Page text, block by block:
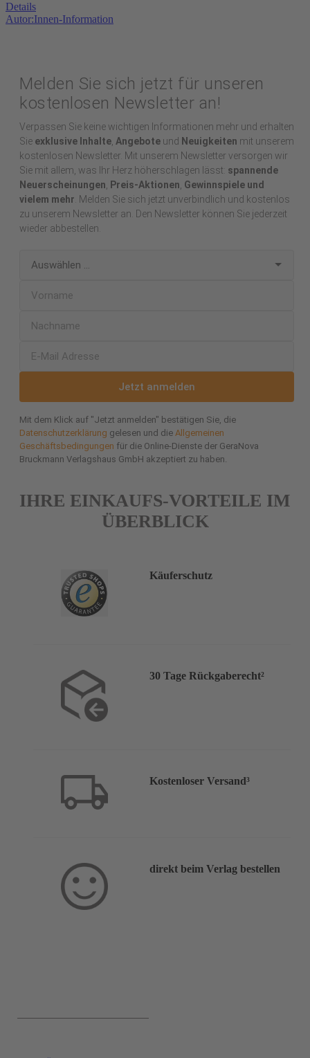
Details
Autor:Innen-Information
Melden Sie sich jetzt für unseren
kostenlosen Newsletter an!
Verpassen Sie keine wichtigen Informationen mehr und erhalten
Sie exklusive Inhalte, Angebote und Neuigkeiten mit unserem
kostenlosen Newsletter. Mit unserem Newsletter versorgen wir
Sie mit allem, was Ihr Herz höherschlagen lässt: spannende
Neuerscheinungen, Preis-Aktionen, Gewinnspiele und
vielem mehr . Melden Sie sich jetzt unverbindlich und kostenlos
zu unserem Newsletter an. Den Newsletter können Sie jederzeit
wieder abbestellen.
Jetzt anmelden
Mit dem Klick auf "Jetzt anmelden" bestätigen Sie, die
Datenschutzerklärung gelesen und die Allgemeinen
Geschäftsbedingungen für die Online-Dienste der GeraNova
Bruckmann Verlagshaus GmbH akzeptiert zu haben.
IHRE EINKAUFS-VORTEILE IM
ÜBERBLICK
Käuferschutz
30 Tage Rückgaberecht²
Kostenloser Versand³
direkt beim Verlag bestellen